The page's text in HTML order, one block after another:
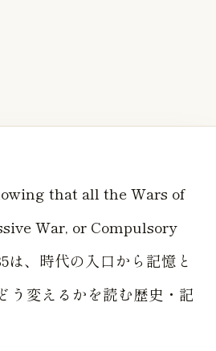
that all the Wars of
War, or Compulsory
、時代の入口から記憶と
う変えるかを読む歴史・記